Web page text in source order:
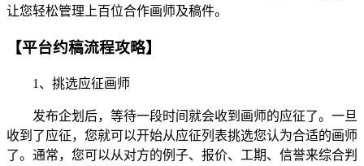
让您轻松管理上百位合作画师及稿件。
【平台约稿流程攻略】
1、挑选应征画师
发布企划后，等待一段时间就会收到画师的应征了。一旦
收到了应征，您就可以开始从应征列表挑选您认为合适的画师
了。通常，您可以从对方的例子、报价、工期、信誉来综合判